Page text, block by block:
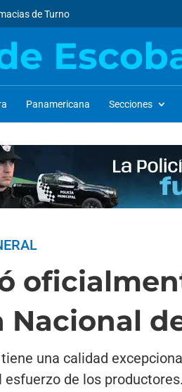
de Turno
Panamericana Secciones
Nacional
una calidad
esfuerzo de los